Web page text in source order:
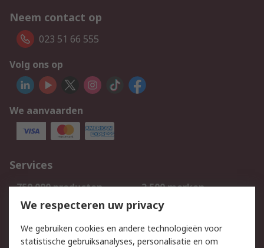
Neem contact op
023 51 66 555
Volg ons op
We aanvaarden
Services
750.000 producten
2.500 merken
Bestellen
Inkoopoplossingen
Track & Trace
We respecteren uw privacy
We gebruiken cookies en andere technologieën voor
statistische gebruiksanalyses, personalisatie en om